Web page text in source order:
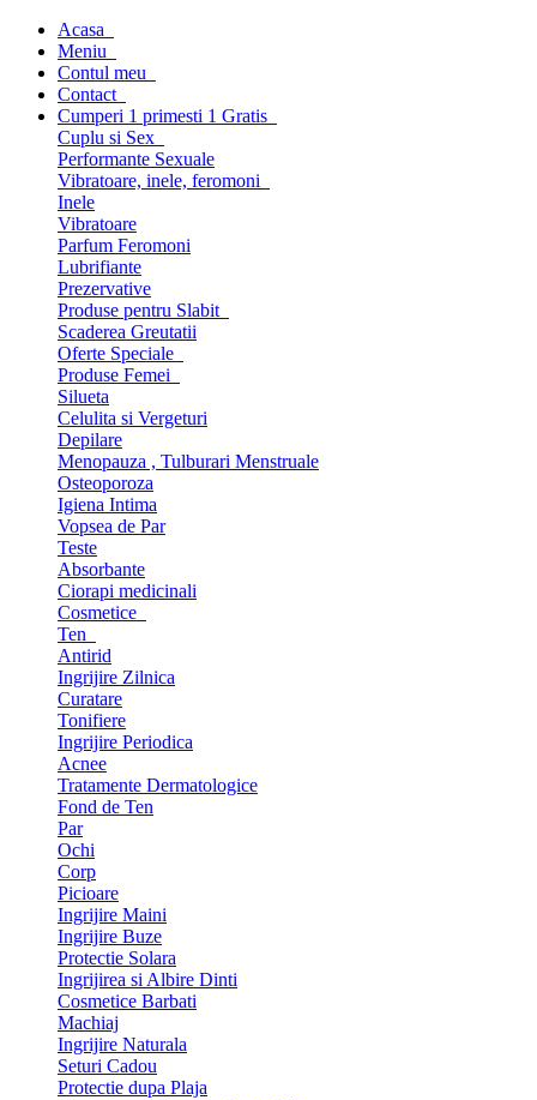
Acasa
Meniu
Contul meu
Contact
Cumperi 1 primesti 1 Gratis
Cuplu si Sex
Performante Sexuale
Vibratoare, inele, feromoni
Inele
Vibratoare
Parfum Feromoni
Lubrifiante
Prezervative
Produse pentru Slabit
Scaderea Greutatii
Oferte Speciale
Produse Femei
Silueta
Celulita si Vergeturi
Depilare
Menopauza , Tulburari Menstruale
Osteoporoza
Igiena Intima
Vopsea de Par
Teste
Absorbante
Ciorapi medicinali
Cosmetice
Ten
Antirid
Ingrijire Zilnica
Curatare
Tonifiere
Ingrijire Periodica
Acnee
Tratamente Dermatologice
Fond de Ten
Par
Ochi
Corp
Picioare
Ingrijire Maini
Ingrijire Buze
Protectie Solara
Ingrijirea si Albire Dinti
Cosmetice Barbati
Machiaj
Ingrijire Naturala
Seturi Cadou
Protectie dupa Plaja